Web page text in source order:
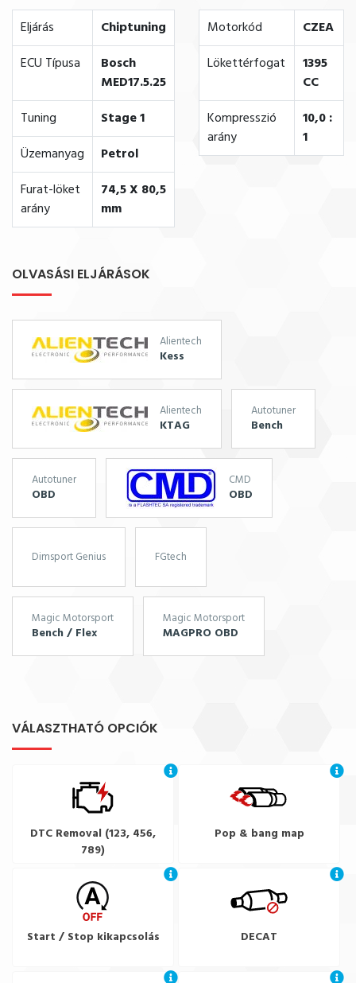
Eljárás
Chiptuning
ECU Típusa
Bosch
MED17.5.25
Tuning
Stage 1
Üzemanyag
Petrol
Furat-löket
arány
74,5 X 80,5
mm
Motorkód
CZEA
Lökettérfogat
1395
CC
Kompresszió
arány
10,0 :
1
OLVASÁSI ELJÁRÁSOK
Alientech
Kess
Alientech
KTAG
Autotuner
Bench
Autotuner
OBD
CMD
OBD
Dimsport Genius FGtech
Magic Motorsport
Bench / Flex
Magic Motorsport
MAGPRO OBD
VÁLASZTHATÓ OPCIÓK
DTC Removal (123, 456,
789)
Pop & bang map
Start / Stop kikapcsolás DECAT